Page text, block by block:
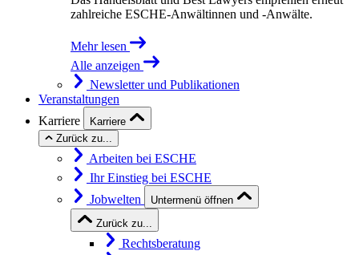
zahlreiche ESCHE-Anwältinnen und -Anwälte.
Mehr lesen
Alle anzeigen
Newsletter und Publikationen
Veranstaltungen
Karriere
Karriere
Zurück zu...
Arbeiten bei ESCHE
Ihr Einstieg bei ESCHE
Jobwelten
Untermenü öffnen
Zurück zu...
Rechtsberatung